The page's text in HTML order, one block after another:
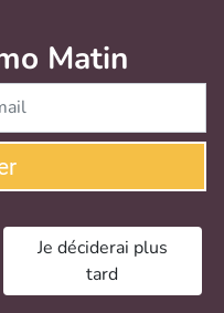
ceux à la main des
très petite proportion
n’est
penser qu’à l’avenir il
les annonces des
Matin
Je déciderai plus
tard